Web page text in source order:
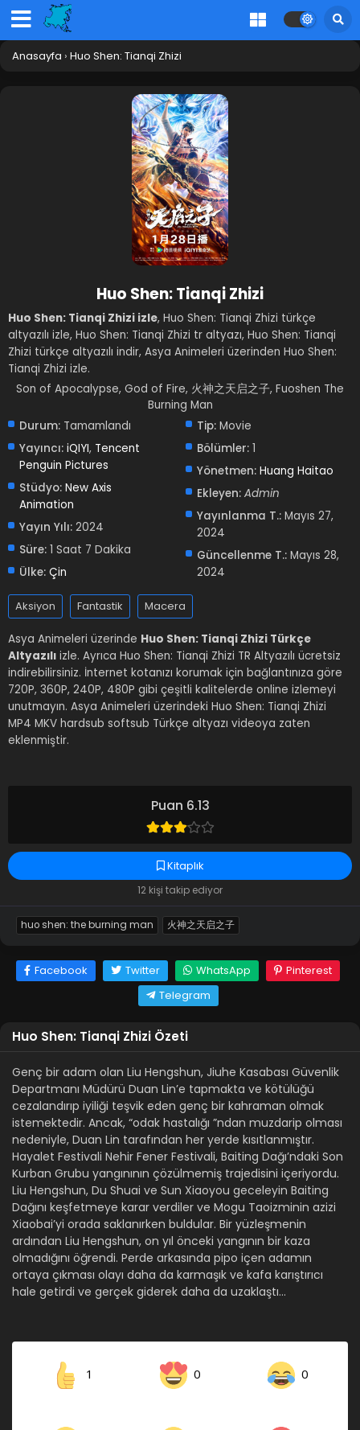
Anasayfa › Huo Shen: Tianqi Zhizi
Puan 6.13
Kitaplık
12 kişi takip ediyor
Huo Shen: Tianqi Zhizi
Huo Shen: Tianqi Zhizi izle, Huo Shen: Tianqi Zhizi türkçe
altyazılı izle, Huo Shen: Tianqi Zhizi tr altyazı, Huo Shen: Tianqi
Zhizi türkçe altyazılı indir, Asya Animeleri üzerinden Huo Shen:
Tianqi Zhizi izle.
Son of Apocalypse, God of Fire, 火神之天启之子, Fuoshen The
Burning Man
Durum: Tamamlandı
Yayıncı: iQIYI, Tencent
Penguin Pictures
Stüdyo: New Axis
Animation
Yayın Yılı: 2024
Süre: 1 Saat 7 Dakika
Ülke: Çin
Tip: Movie
Bölümler: 1
Yönetmen: Huang Haitao
Ekleyen: Admin
Yayınlanma T.: Mayıs 27,
2024
Güncellenme T.: Mayıs 28,
2024
Aksiyon Fantastik Macera
Asya Animeleri üzerinde Huo Shen: Tianqi Zhizi Türkçe
Altyazılı izle. Ayrıca Huo Shen: Tianqi Zhizi TR Altyazılı ücretsiz
indirebilirsiniz. İnternet kotanızı korumak için bağlantınıza göre
720P, 360P, 240P, 480P gibi çeşitli kalitelerde online izlemeyi
unutmayın. Asya Animeleri üzerindeki Huo Shen: Tianqi Zhizi
MP4 MKV hardsub softsub Türkçe altyazı videoya zaten
eklenmiştir.
huo shen: the burning man 火神之天启之子
Facebook Twitter WhatsApp
Pinterest
Telegram
Huo Shen: Tianqi Zhizi Özeti
Genç bir adam olan Liu Hengshun, Jiuhe Kasabası Güvenlik
Departmanı Müdürü Duan Lin’e tapmakta ve kötülüğü
cezalandırıp iyiliği teşvik eden genç bir kahraman olmak
istemektedir. Ancak, “odak hastalığı ”ndan muzdarip olması
nedeniyle, Duan Lin tarafından her yerde kısıtlanmıştır.
Hayalet Festivali Nehir Fener Festivali, Baiting Dağı’ndaki Son
Kurban Grubu yangınının çözülmemiş trajedisini içeriyordu.
Liu Hengshun, Du Shuai ve Sun Xiaoyou geceleyin Baiting
Dağını keşfetmeye karar verdiler ve Mogu Taoizminin azizi
Xiaobai’yi orada saklanırken buldular. Bir yüzleşmenin
ardından Liu Hengshun, on yıl önceki yangının bir kaza
olmadığını öğrendi. Perde arkasında pipo içen adamın
ortaya çıkması olayı daha da karmaşık ve kafa karıştırıcı
hale getirdi ve gerçek giderek daha da uzaklaştı…
1 0 0